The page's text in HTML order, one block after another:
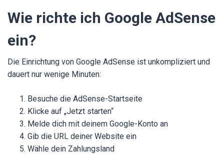
Wie richte ich Google AdSense
ein?
Die Einrichtung von Google AdSense ist unkompliziert und
dauert nur wenige Minuten:
Besuche die AdSense-Startseite
Klicke auf „Jetzt starten“
Melde dich mit deinem Google-Konto an
Gib die URL deiner Website ein
Wähle dein Zahlungsland